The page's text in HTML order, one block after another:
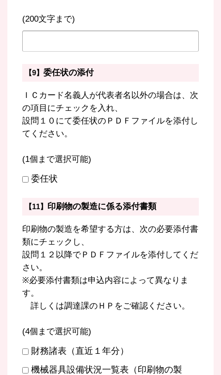
(200文字まで)
【9】 委任状の添付
ＩＣカード名義人が代表者名以外の場合は、次
の項目にチェックを入れ、
設問１０にて委任状のＰＤＦファイルを添付し
てください。
(1個まで選択可能)
委任状
【11】 印刷物の製造に係る添付書類
印刷物の製造を希望する方は、次の必要添付書
類にチェックし、
設問１２以降でＰＤＦファイルを添付してくだ
さい。
※必要添付書類は申込内容によって異なりま
す。
詳しくは調達課のＨＰをご確認ください。
(4個まで選択可能)
財務諸表（直近１年分）
機械器具設備状況一覧表（印刷物の製